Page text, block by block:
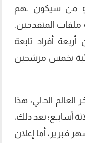
من سيكون لهم
ملفات المتقدمين.
أفراد تابعة
بخمس مرشحين
الحالي، هذا
أسابيع؛ بعد ذلك،
أما إعلان